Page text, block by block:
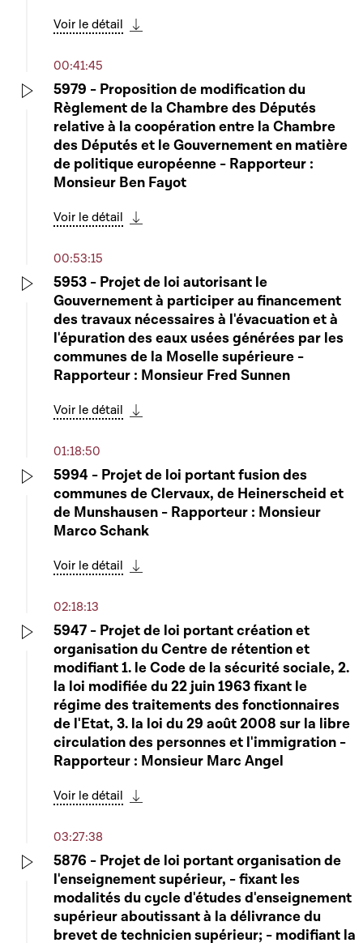
Voir le détail
00:41:45
5979 - Proposition de modification du
Règlement de la Chambre des Députés
relative à la coopération entre la Chambre
des Députés et le Gouvernement en matière
de politique européenne - Rapporteur :
Monsieur Ben Fayot
Voir le détail
00:53:15
5953 - Projet de loi autorisant le
Gouvernement à participer au financement
des travaux nécessaires à l'évacuation et à
l'épuration des eaux usées générées par les
communes de la Moselle supérieure -
Rapporteur : Monsieur Fred Sunnen
Voir le détail
01:18:50
5994 - Projet de loi portant fusion des
communes de Clervaux, de Heinerscheid et
de Munshausen - Rapporteur : Monsieur
Marco Schank
Voir le détail
02:18:13
5947 - Projet de loi portant création et
organisation du Centre de rétention et
modifiant 1. le Code de la sécurité sociale, 2.
la loi modifiée du 22 juin 1963 fixant le
régime des traitements des fonctionnaires
de l'Etat, 3. la loi du 29 août 2008 sur la libre
circulation des personnes et l'immigration -
Rapporteur : Monsieur Marc Angel
Voir le détail
03:27:38
5876 - Projet de loi portant organisation de
l'enseignement supérieur, - fixant les
modalités du cycle d'études d'enseignement
supérieur aboutissant à la délivrance du
brevet de technicien supérieur; - modifiant la